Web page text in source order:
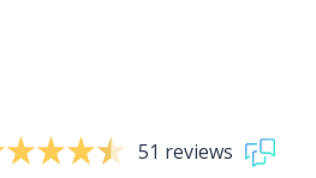
51 reviews